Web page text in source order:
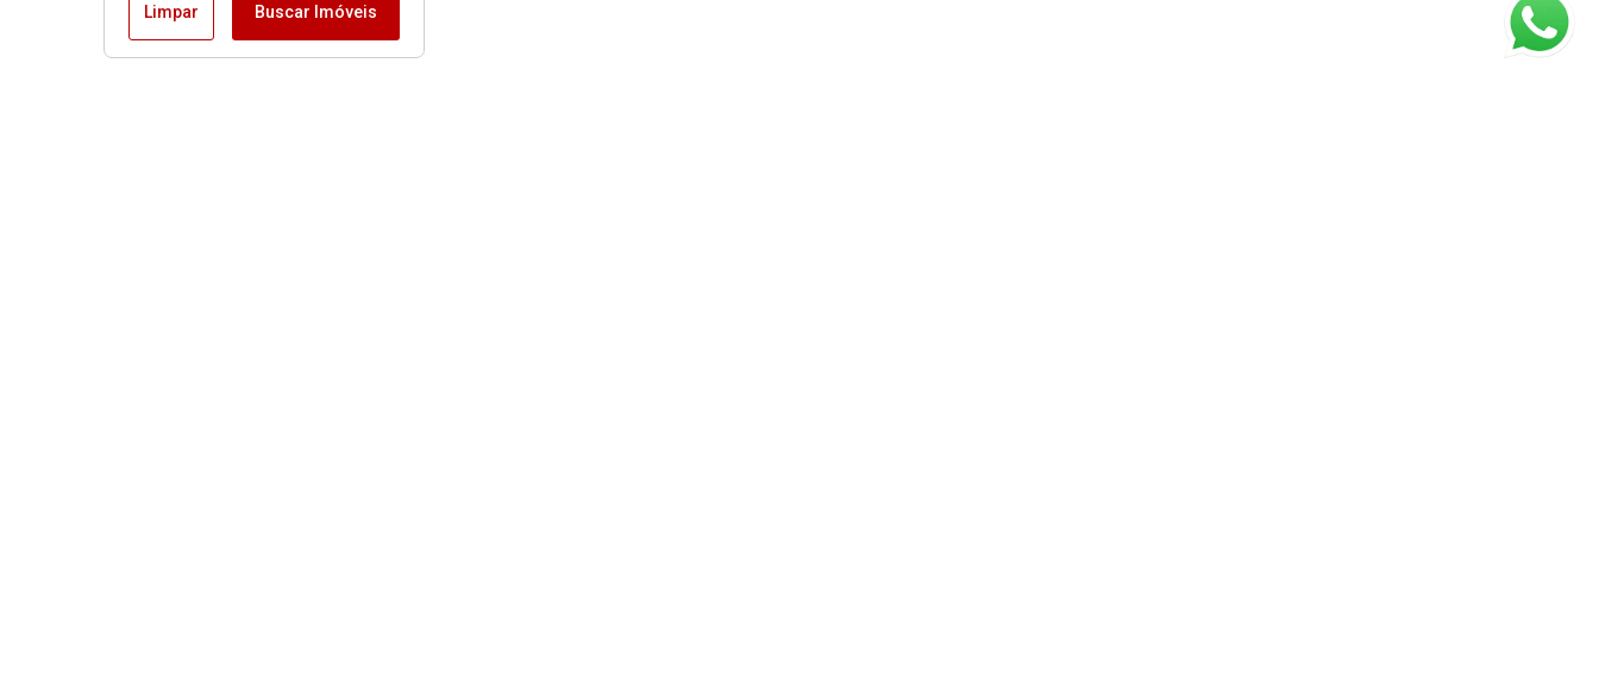
Limpar Buscar Imóveis